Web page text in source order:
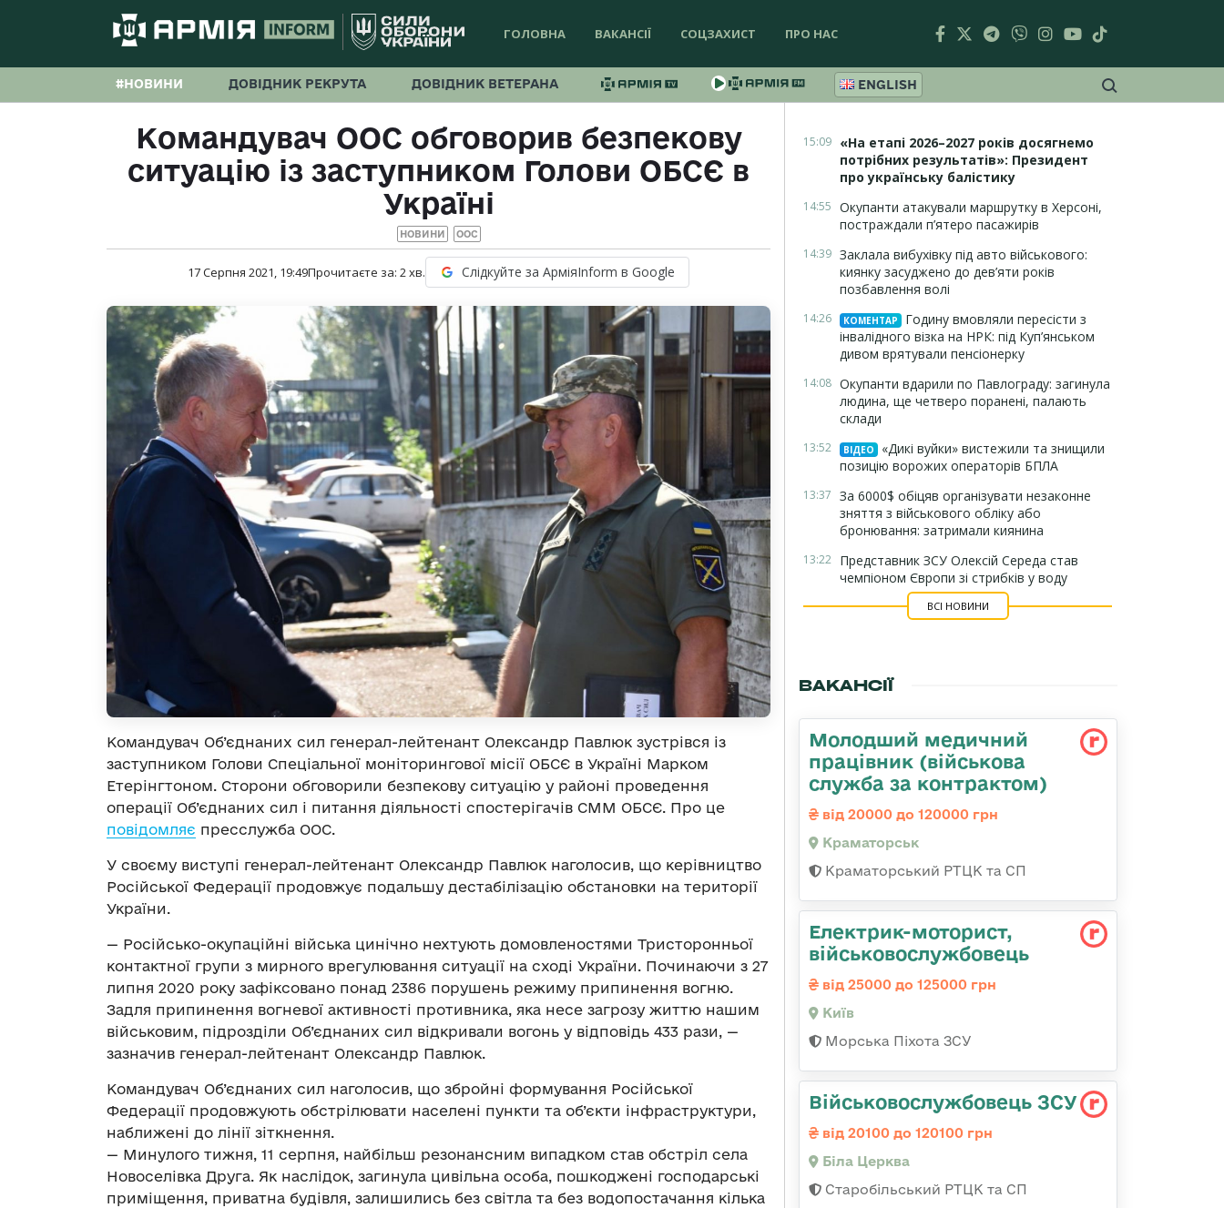
ГОЛОВНА ВАКАНСІЇ СОЦЗАХИСТ ПРО НАС
#НОВИНИ ДОВІДНИК РЕКРУТА ДОВІДНИК ВЕТЕРАНА ENGLISH
Командувач ООС обговорив безпекову
ситуацію із заступником Голови ОБСЄ в
Україні
НОВИНИ ООС
17 Серпня 2021, 19:49Прочитаєте за: 2хв. Слідкуйте за АрміяInform в Google
Командувач Об’єднаних сил генерал-лейтенант Олександр Павлюк зустрівся із
заступником Голови Спеціальної моніторингової місії ОБСЄ в Україні Марком
Етерінгтоном. Сторони обговорили безпекову ситуацію у районі проведення
операції Об’єднаних сил і питання діяльності спостерігачів СММ ОБСЄ. Про це
повідомляє пресслужба ООС.
У своєму виступі генерал-лейтенант Олександр Павлюк наголосив, що керівництво
Російської Федерації продовжує подальшу дестабілізацію обстановки на території
України.
— Російсько-окупаційні війська цинічно нехтують домовленостями Тристоронньої
контактної групи з мирного врегулювання ситуації на сході України. Починаючи з 27
липня 2020 року зафіксовано понад 2386 порушень режиму припинення вогню.
Задля припинення вогневої активності противника, яка несе загрозу життю нашим
військовим, підрозділи Об’єднаних сил відкривали вогонь у відповідь 433 рази, —
зазначив генерал-лейтенант Олександр Павлюк.
Командувач Об’єднаних сил наголосив, що збройні формування Російської
Федерації продовжують обстрілювати населені пункти та об’єкти інфраструктури,
наближені до лінії зіткнення.
— Минулого тижня, 11 серпня, найбільш резонансним випадком став обстріл села
Новоселівка Друга. Як наслідок, загинула цивільна особа, пошкоджені господарські
приміщення, приватна будівля, залишились без світла та без водопостачання кілька
15:09 «На етапі 2026–2027 років досягнемо
потрібних результатів»: Президент
про українську балістику
14:55 Окупанти атакували маршрутку в Херсоні,
постраждали п’ятеро пасажирів
14:39 Заклала вибухівку під авто військового:
киянку засуджено до дев’яти років
позбавлення волі
14:26 КОМЕНТАР
Годину вмовляли пересісти з
інвалідного візка на НРК: під Куп’янськом
дивом врятували пенсіонерку
14:08 Окупанти вдарили по Павлограду: загинула
людина, ще четверо поранені, палають
склади
13:52 ВІДЕО
«Дикі вуйки» вистежили та знищили
позицію ворожих операторів БПЛА
13:37 За 6000$ обіцяв організувати незаконне
зняття з військового обліку або
бронювання: затримали киянина
13:22 Представник ЗСУ Олексій Середа став
чемпіоном Європи зі стрибків у воду
ВСІ НОВИНИ
ВАКАНСІЇ
Молодший медичний
працівник (військова
служба за контрактом)
від 20000 до 120000 грн
Краматорськ
Краматорський РТЦК та СП
Електрик-моторист,
військовослужбовець
від 25000 до 125000 грн
Київ
Морська Піхота ЗСУ
Військовослужбовець ЗСУ
від 20100 до 120100 грн
Біла Церква
Старобільський РТЦК та СП